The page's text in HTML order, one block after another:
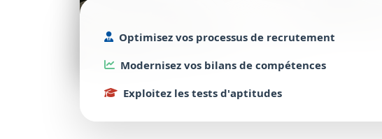
Optimisez vos processus de recrutement
Modernisez vos bilans de compétences
Exploitez les tests d'aptitudes